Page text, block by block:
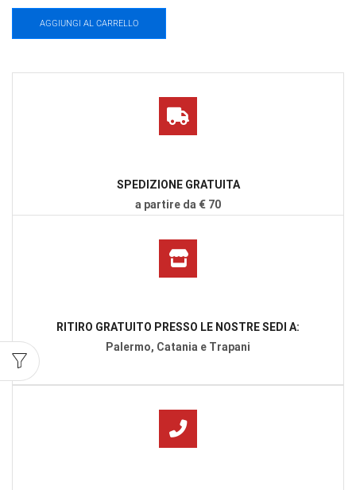
AGGIUNGI AL CARRELLO
SPEDIZIONE GRATUITA
a partire da € 70
RITIRO GRATUITO PRESSO LE NOSTRE SEDI A:
Palermo, Catania e Trapani